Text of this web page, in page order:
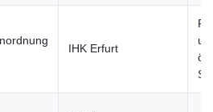
IHK Erfurt